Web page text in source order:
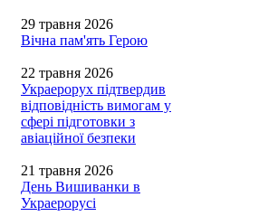
29 травня 2026
Вічна пам'ять Герою
22 травня 2026
Украерорух підтвердив
відповідність вимогам у
сфері підготовки з
авіаційної безпеки
21 травня 2026
День Вишиванки в
Украерорусі